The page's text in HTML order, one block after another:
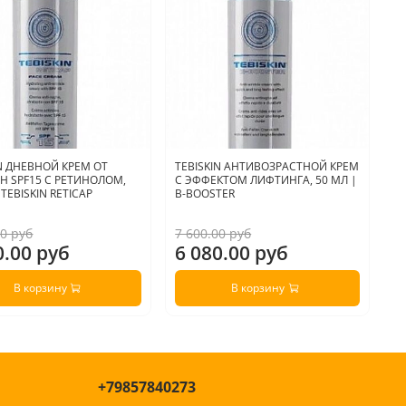
ДНЕВНОЙ КРЕМ ОТ
SPF15 С РЕТИНОЛОМ,
RETICAP
руб
руб
В корзину
TEBISKIN АНТИВОЗРАСТНОЙ КРЕМ
С ЭФФЕКТОМ ЛИФТИНГА, 50 МЛ |
B-BOOSTER
7 600.00 руб
6 080.00 руб
В корзину
+79857840273